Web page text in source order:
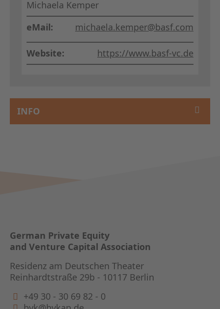
Michaela Kemper
eMail:
michaela.kemper@basf.com
Website: https://www.basf-vc.de
INFO
German Private Equity
and Venture Capital Association
Residenz am Deutschen Theater
Reinhardtstraße 29b - 10117 Berlin
+49 30 - 30 69 82 - 0